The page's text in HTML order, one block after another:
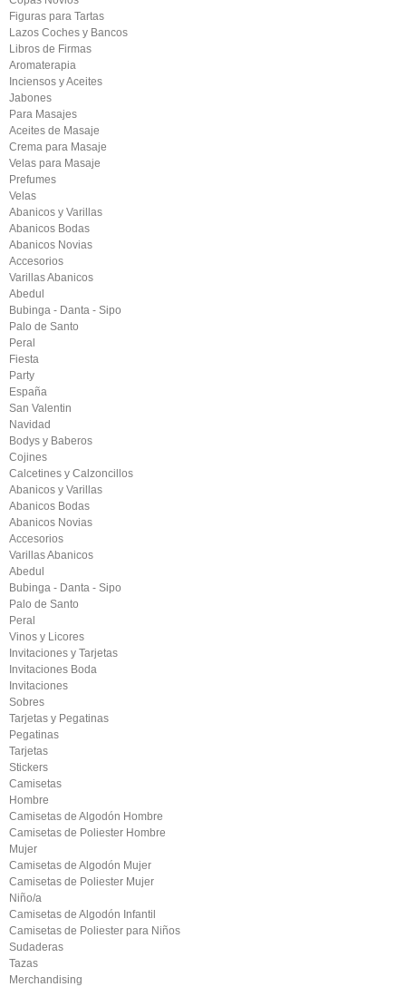
Figuras para Tartas
Lazos Coches y Bancos
Libros de Firmas
Aromaterapia
Inciensos y Aceites
Jabones
Para Masajes
Aceites de Masaje
Crema para Masaje
Velas para Masaje
Prefumes
Velas
Abanicos y Varillas
Abanicos Bodas
Abanicos Novias
Accesorios
Varillas Abanicos
Abedul
Bubinga - Danta - Sipo
Palo de Santo
Peral
Fiesta
Party
España
San Valentin
Navidad
Bodys y Baberos
Cojines
Calcetines y Calzoncillos
Abanicos y Varillas
Abanicos Bodas
Abanicos Novias
Accesorios
Varillas Abanicos
Abedul
Bubinga - Danta - Sipo
Palo de Santo
Peral
Vinos y Licores
Invitaciones y Tarjetas
Invitaciones Boda
Invitaciones
Sobres
Tarjetas y Pegatinas
Pegatinas
Tarjetas
Stickers
Camisetas
Hombre
Camisetas de Algodón Hombre
Camisetas de Poliester Hombre
Mujer
Camisetas de Algodón Mujer
Camisetas de Poliester Mujer
Niño/a
Camisetas de Algodón Infantil
Camisetas de Poliester para Niños
Sudaderas
Tazas
Merchandising